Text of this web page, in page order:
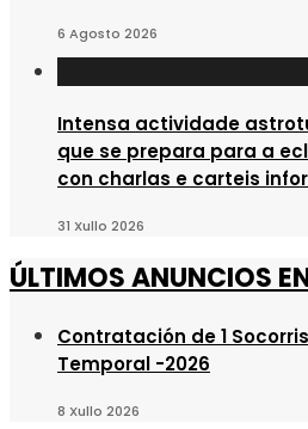
6 Agosto 2026
Intensa actividade
que se prepara para a
con charlas e carteis
31 Xullo 2026
ÚLTIMOS ANUNCIOS
Contratación de 1
Temporal -2026
8 Xullo 2026